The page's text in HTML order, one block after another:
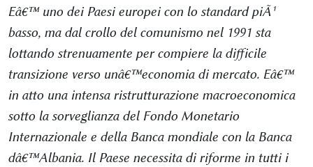
Eâ€™ uno dei Paesi europei con lo standard piÃ¹
basso, ma dal crollo del comunismo nel 1991 sta
lottando strenuamente per compiere la difficile
transizione verso unâ€™economia di mercato. Eâ€™
in atto una intensa ristrutturazione macroeconomica
sotto la sorveglianza del Fondo Monetario
Internazionale e della Banca mondiale con la Banca
dâ€™Albania. Il Paese necessita di riforme in tutti i